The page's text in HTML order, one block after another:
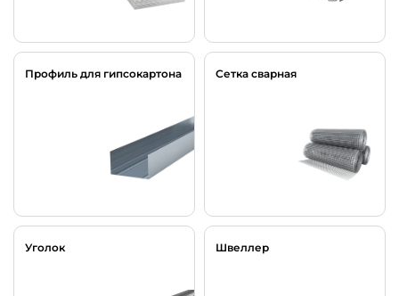
Профиль для гипсокартона Сетка сварная
Уголок Швеллер